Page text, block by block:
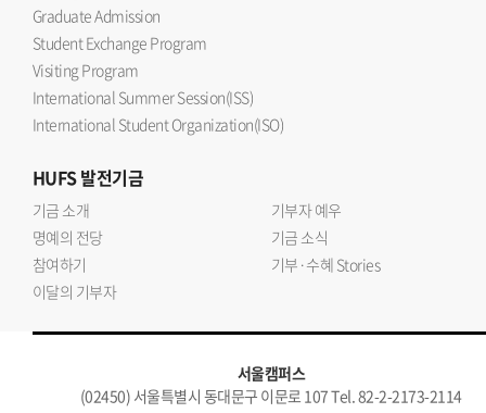
Graduate Admission
Student Exchange Program
Visiting Program
International Summer Session(ISS)
International Student Organization(ISO)
HUFS발전기금
기금 소개
기부자 예우
명예의 전당
기금 소식
참여하기
기부·수혜 Stories
이달의 기부자
서울캠퍼스
(02450) 서울특별시 동대문구 이문로 107 Tel. 82-2-2173-2114